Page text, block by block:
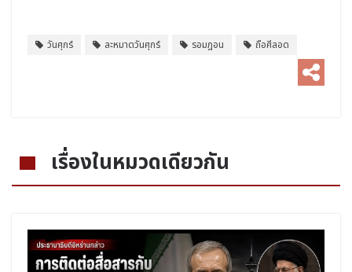
วันศุกร์ ละหมาดวันศุกร์ รอมฎอน ถือศีลอด
เรื่องในหมวดเดียวกัน